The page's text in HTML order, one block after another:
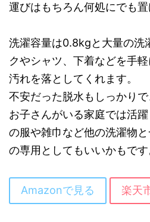
運びはもちろん何処にでも置
洗濯容量は0.8kgと大量の洗
クやシャツ、下着などを手
汚れを落としてくれます。
不安だった脱水もしっかり
お子さんがいる家庭では活
の服や雑巾など他の洗濯物
の専用としてもいいかもです
Amazonで見る 楽天